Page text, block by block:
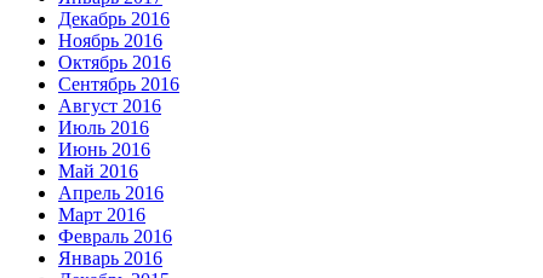
Декабрь 2016
Ноябрь 2016
Октябрь 2016
Сентябрь 2016
Август 2016
Июль 2016
Июнь 2016
Май 2016
Апрель 2016
Март 2016
Февраль 2016
Январь 2016